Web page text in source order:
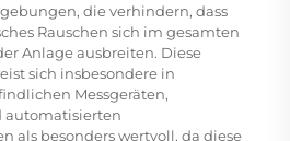
die verhindern, dass
Rauschen sich im gesamten
Anlage ausbreiten. Diese
sich insbesondere in
Messgeräten,
automatisierten
als besonders wertvoll, da diese